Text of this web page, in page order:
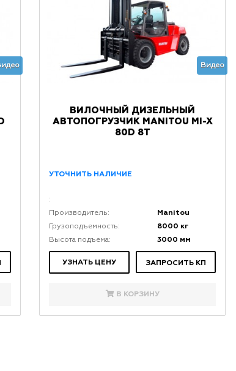
Видео
ВИЛОЧНЫЙ ДИЗЕЛЬНЫЙ
АВТОПОГРУЗЧИК MANITOU MI-X
80D 8Т
УТОЧНИТЬ НАЛИЧИЕ
:
Производитель:
Manitou
Грузоподъемность: 8000 кг
Высота подъема: 3000 мм
УЗНАТЬ ЦЕНУ ЗАПРОСИТЬ КП
В КОРЗИНУ